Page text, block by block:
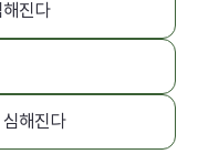
진다
해진다